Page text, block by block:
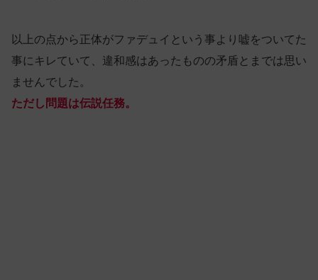
以上の点から正体がファデュイという事より嘘をついてた
事にキレていて、違和感はあったものの矛盾とまでは思い
ませんでした。
ただし問題は伝説任務。